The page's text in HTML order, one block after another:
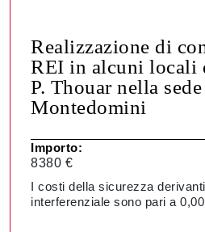
Realizzazione di
REI in alcuni locali
P. Thouar nella
Montedomini
Importo:
8380 €
I costi della sicurezza
interferenziale sono pari a